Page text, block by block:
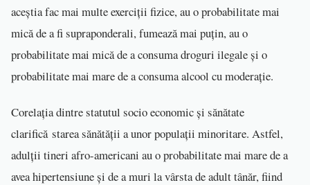
aceștia fac mai multe exerciții fizice, au o probabilitate mai
mică de a fi supraponderali, fumează mai puțin, au o
probabilitate mai mică de a consuma droguri ilegale și o
probabilitate mai mare de a consuma alcool cu moderație.
Corelația dintre statutul socio economic și sănătate
clarifică starea sănătății a unor populații minoritare. Astfel,
adulții tineri afro-americani au o probabilitate mai mare de a
avea hipertensiune și de a muri la vârsta de adult tânăr, fiind